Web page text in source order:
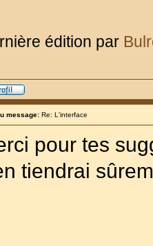
édition par
message: Re: L'interface
pour tes
tiendrai